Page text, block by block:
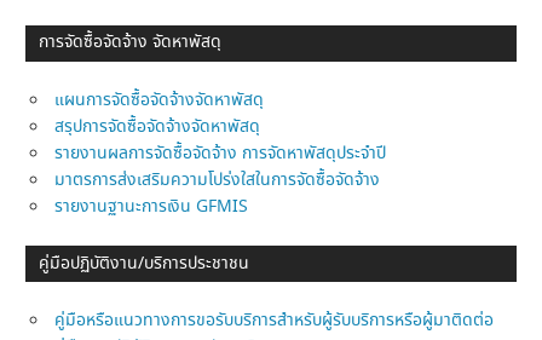
การจัดซื้อจัดจ้าง จัดหาพัสดุ
แผนการจัดซื้อจัดจ้างจัดหาพัสดุ
สรุปการจัดซื้อจัดจ้างจัดหาพัสดุ
รายงานผลการจัดซื้อจัดจ้าง การจัดหาพัสดุประจำปี
มาตรการส่งเสริมความโปร่งใสในการจัดซื้อจัดจ้าง
รายงานฐานะการเงิน GFMIS
คู่มือปฏิบัติงาน/บริการประชาชน
คู่มือหรือแนวทางการขอรับบริการสำหรับผู้รับบริการหรือผู้มาติดต่อ